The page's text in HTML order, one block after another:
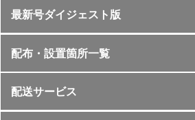
最新号ダイジェスト版
配布・設置箇所一覧
配送サービス